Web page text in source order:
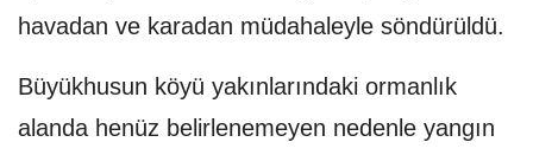
havadan ve karadan müdahaleyle söndürüldü.
​​​​​​​Büyükhusun köyü yakınlarındaki ormanlık
alanda henüz belirlenemeyen nedenle yangın